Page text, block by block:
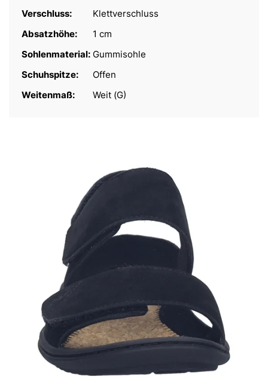
Verschluss:
Klettverschluss
Absatzhöhe:
1 cm
Sohlenmaterial: Gummisohle
Schuhspitze:
Offen
Weitenmaß:
Weit (G)